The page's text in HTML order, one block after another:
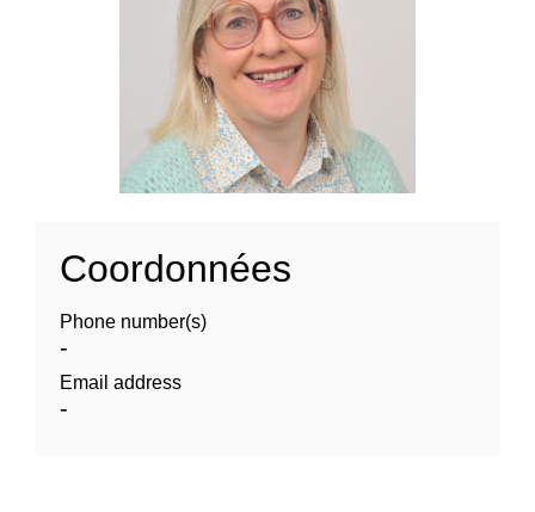
Coordonnées
Phone number(s)
-
Email address
-